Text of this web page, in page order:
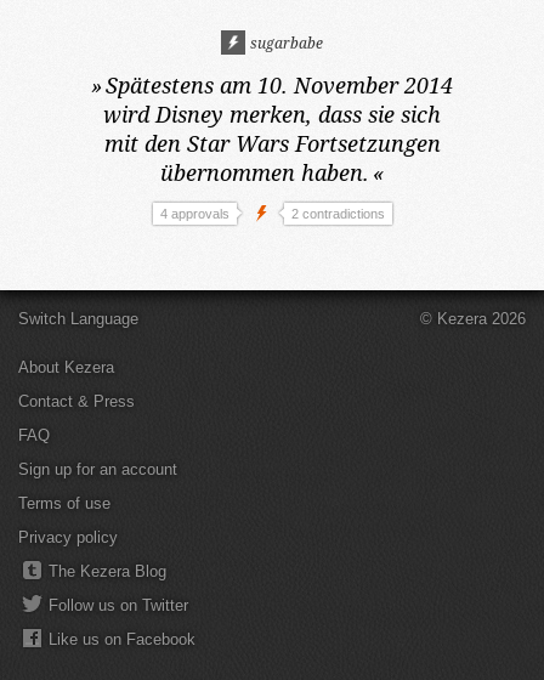
sugarbabe
»Spätestens am 10. November 2014
wird Disney merken, dass sie sich
mit den Star Wars Fortsetzungen
übernommen haben. «
4 approvals 2 contradictions
Switch Language
About Kezera
Contact & Press
FAQ
Sign up for an account
Terms of use
Privacy policy
The Kezera Blog
Follow us on Twitter
Like us on Facebook
© Kezera 2026